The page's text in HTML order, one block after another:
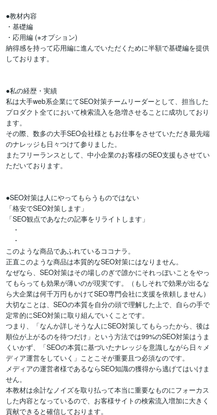
●教材内容
・基礎編
・応用編 (※オプション)
納得感を持って応用編に進んでいただくために半額で基礎編を提供
しております。
●私の経歴・実績
私は大手web系企業にてSEO対策チームリーダーとして、担当した
プロダクト全てにおいて検索流入を急増させることに成功しており
ます。
その際、数多の大手SEO会社様ともお仕事をさせていただき最先端
のナレッジも日々つけて参りました。
またフリーランスとして、中小企業のお客様のSEO支援もさせてい
ただいております。
●SEO対策は人にやってもらうものではない
「格安でSEO対策します」
「SEO観点であなたの記事をリライトします」
・
・
このような商品であふれているココナラ。
正直このような商品は本質的なSEO対策にはなりません。
なぜなら、SEO対策はその場しのぎで誰かにそれっぽいことをやっ
てもらっても効果が薄いのが現実です。（もしそれで効果が出るな
ら大企業は何千万円もかけてSEO専門会社に支援を依頼しません）
大切なことは、SEOの本質を自分の頭で理解した上で、自らの手で
定常的にSEO対策に取り組んでいくことです。
つまり、「なんか詳しそうな人にSEO対策してもらったから、後は
順位が上がるのを待つだけ」という方法では99%のSEO対策はうま
くいかず、「SEOの本質に基づいたナレッジを意識しながら日々メ
ディア運営をしていく」ことこそが重要且つ必須なのです。
メディアの運営者様であるならSEO知識の獲得から逃げてはいけま
せん。
本教材は余計なノイズを取り払って本当に重要なものにフォーカス
した内容となっているので、お客様サイトの検索流入増加に大きく
貢献できると確信しております。